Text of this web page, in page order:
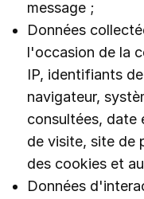
message ;
Données
l'occasion de la
IP, identifiants
navigateur,
consultées, date
de visite, site de
des cookies et
Données